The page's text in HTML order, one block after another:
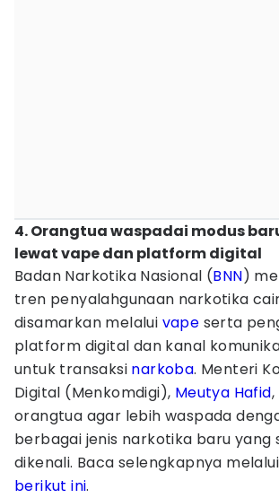
4. Orangtua waspadai modus
lewat vape dan platform digital
Badan Narkotika Nasional (BNN)
tren penyalahgunaan narkotika
disamarkan melalui vape serta
platform digital dan kanal
untuk transaksi narkoba. Menteri
Digital (Menkomdigi), Meutya Hafid
orangtua agar lebih waspada
berbagai jenis narkotika baru yang
dikenali. Baca selengkapnya
berikut ini.